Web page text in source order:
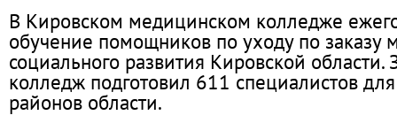
В Кировском медицинском колледже
обучение помощников по уходу по заказу
социального развития Кировской
колледж подготовил 611 специалистов
районов области.